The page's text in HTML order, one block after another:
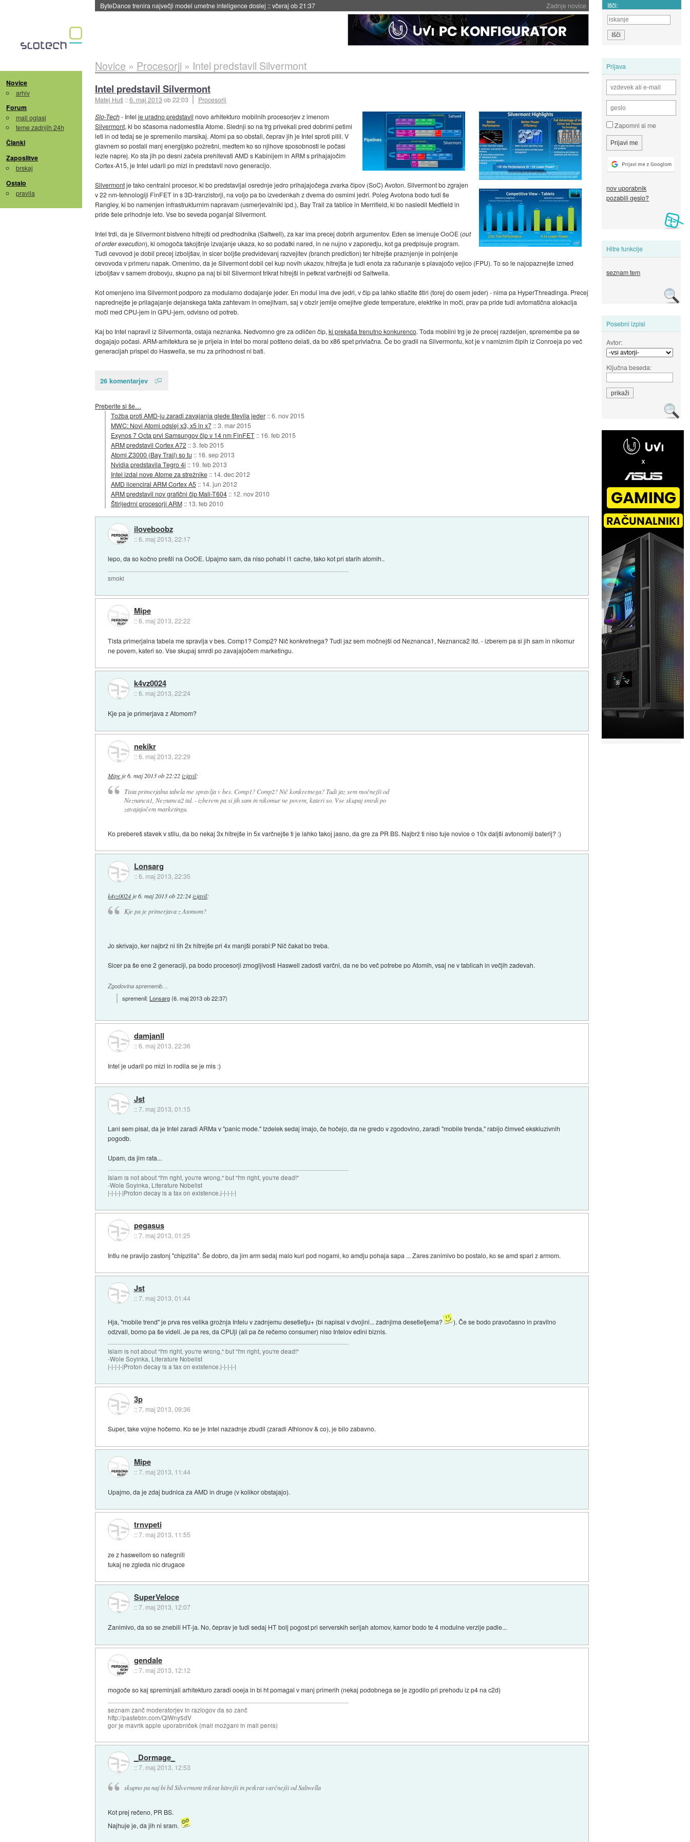
Zadnje novice
Spletne strani začele streči oglase za agente umetne inteligence::včeraj ob 21:23 Išči:
Novice
arhiv
Forum
mali oglasi
teme zadnjih 24h
Članki
Zaposlitve
brskaj
Ostalo
pravila
Prijava
Zapomni si me
nov uporabnik
pozabili geslo?
Hitre funkcije
seznam tem
Posebni izpisi
Avtor:
Ključna beseda:
Novice » Procesorji » Intel predstavil Silvermont
Intel predstavil Silvermont
Matej Huš ::6. maj 2013 ob 22:03
Procesorji
Slo-Tech- Intel je uradno predstavil novo arhitekturo mobilnih procesorjev z imenom
Silvermont, ki bo sčasoma nadomestila Atome. Slednji so na trg privekali pred dobrimi petimi
leti in od tedaj se je spremenilo marsikaj. Atomi pa so obstali, čeprav jih je Intel sproti pilil. V
glavnem so postali manj energijsko požrešni, medtem ko so njihove sposobnosti le počasi
lezle naprej. Ko sta jih po desni začela prehitevati AMD s Kabinijem in ARM s prihajajočim
Cortex-A15, je Intel udaril po mizi in predstavil novo generacijo.
Silvermontje tako centralni procesor, ki bo predstavljal osrednje jedro prihajajočega zvarka čipov (SoC) Avoton. Silvermont bo zgrajen
v 22 nm-tehnologiji FinFET in s 3D-tranzistorji, na voljo pa bo izvedenkah z dvema do osmimi jedri. Poleg Avotona bodo tudi še
Rangley, ki bo namenjen infrastrukturnim napravam (usmerjevalniki ipd.), Bay Trail za tablice in Merrifield, ki bo nasledil Medfield in
pride šele prihodnje leto. Vse bo seveda poganjal Silvermont.
Intel trdi, da je Silvermont bistveno hitrejši od predhodnika (Saltwell), za kar ima precej dobrih argumentov. Eden se imenuje OoOE (out
of order execution), ki omogoča takojšnje izvajanje ukaza, ko so podatki nared, in ne nujno v zaporedju, kot ga predpisuje program.
Tudi cevovod je dobil precej izboljšav, in sicer boljše predvidevanj razvejitev (branch prediction) ter hitrejše praznjenje in polnjenje
cevovoda v primeru napak. Omenimo, da je Silvermont dobil cel kup novih ukazov, hitrejša je tudi enota za računanje s plavajočo vejico (FPU). To so le najopaznejše izmed
izboljšav v samem drobovju, skupno pa naj bi bil Silvermont trikrat hitrejši in petkrat varčnejši od Saltwella.
Kot omenjeno ima Silvermont podporo za modularno dodajanje jeder. En modul ima dve jedri, v čip pa lahko stlačite štiri (torej do osem jeder) - nima pa HyperThreadinga. Precej
naprednejše je prilagajanje dejanskega takta zahtevam in omejitvam, saj v obzir jemlje omejitve glede temperature, elektrike in moči, prav pa pride tudi avtomatična alokacija
moči med CPU-jem in GPU-jem, odvisno od potreb.
Kaj bo Intel napravil iz Silvermonta, ostaja neznanka. Nedvomno gre za odličen čip, ki prekaša trenutno konkurenco. Toda mobilni trg je že precej razdeljen, spremembe pa se
dogajajo počasi. ARM-arhitektura se je prijela in Intel bo moral pošteno delati, da bo x86 spet privlačna. Če bo gradil na Silvermontu, kot je v namiznim čipih iz Conroeja po več
generacijah prispel do Haswella, se mu za prihodnost ni bati.
26 komentarjev
Preberite si še…
Tožba proti AMD-ju zaradi zavajanja glede števila jeder ::6. nov 2015
MWC: Novi Atomi odslej x3, x5 in x7 ::3. mar 2015
Exynos 7 Octa prvi Samsungov čip v 14 nm FinFET :: 16. feb 2015
ARM predstavil Cortex A72 ::3. feb 2015
Atomi Z3000 (Bay Trail) so tu :: 16. sep 2013
Nvidia predstavila Tegro 4i :: 19. feb 2013
Intel izdal nove Atome za strežnike :: 14. dec 2012
AMD licenciral ARM Cortex A5 :: 14. jun 2012
ARM predstavil nov grafični čip Mali-T604 :: 12. nov 2010
Štirijedrni procesorji ARM :: 13. feb 2010
iloveboobz
::6. maj 2013, 22:17
lepo, da so kočno prešli na OoOE. Upajmo sam, da niso pohabl l1 cache, tako kot pri starih atomih..
smoki
Mipe
::6. maj 2013, 22:22
Tista primerjalna tabela me spravlja v bes. Comp1? Comp2? Nič konkretnega? Tudi jaz sem močnejši od Neznanca1, Neznanca2 itd. - izberem pa si jih sam in nikomur
ne povem, kateri so. Vse skupaj smrdi po zavajajočem marketingu.
k4vz0024
::6. maj 2013, 22:24
Kje pa je primerjava z Atomom?
nekikr
::6. maj 2013, 22:29
Mipeje6. maj 2013 ob 22:22 izjavil:
Tista primerjalna tabela me spravlja v bes. Comp1? Comp2? Nič konkretnega? Tudi jaz sem močnejši od
Neznanca1, Neznanca2 itd. - izberem pa si jih sam in nikomur ne povem, kateri so. Vse skupaj smrdi po
zavajajočem marketingu.
Ko prebereš stavek v stilu, da bo nekaj 3x hitrejše in 5x varčnejše ti je lahko takoj jasno, da gre za PR BS. Najbrž ti niso tuje novice o 10x daljši avtonomiji baterij? :)
Lonsarg
::6. maj 2013, 22:35
k4vz0024 je6. maj 2013 ob 22:24 izjavil:
Kje pa je primerjava z Atomom?
Jo skrivajo, ker najbrž ni lih 2x hitrejše pri 4x manjši porabi:P Nič čakat bo treba.
Sicer pa še ene 2 generaciji, pa bodo procesorji zmogljivosti Haswell zadosti varčni, da ne bo več potrebe po Atomih, vsaj ne v tablicah in večjih zadevah.
Zgodovina sprememb…
spremenil:Lonsarg(6. maj 2013 ob 22:37)
damjanll
::6. maj 2013, 22:36
Intel je udaril po mizi in rodila se je mis :)
Jst
::7. maj 2013, 01:15
Lani sem pisal, da je Intel zaradi ARMa v "panic mode." Izdelek sedaj imajo, če hočejo, da ne gredo v zgodovino, zaradi "mobile trenda," rabijo čimveč ekskluzivnih
pogodb.
Upam, da jim rata...
Islam is not about "I'm right, you're wrong," but "I'm right, you're dead!"
-Wole Soyinka, Literature Nobelist
|-|-|-|-|Proton decay is a tax on existence.|-|-|-|-|
pegasus
::7. maj 2013, 01:25
Intlu ne pravijo zastonj "chipzilla". Še dobro, da jim arm sedaj malo kuri pod nogami, ko amdju pohaja sapa ... Zares zanimivo bo postalo, ko se amd spari z armom.
Jst
::7. maj 2013, 01:44
Hja, "mobile trend" je prva res velika grožnja Intelu v zadnjemu desetletju+ (bi napisal v dvojini... zadnjima desetletjema?
). Če se bodo pravočasno in pravilno
odzvali, bomo pa še videli. Je pa res, da CPUji (ali pa če rečemo consumer) niso Intelov edini biznis.
Islam is not about "I'm right, you're wrong," but "I'm right, you're dead!"
-Wole Soyinka, Literature Nobelist
|-|-|-|-|Proton decay is a tax on existence.|-|-|-|-|
3p
::7. maj 2013, 09:36
Super, take vojne hočemo. Ko se je Intel nazadnje zbudil (zaradi Athlonov & co), je bilo zabavno.
Mipe
::7. maj 2013, 11:44
Upajmo, da je zdaj budnica za AMD in druge (v kolikor obstajajo).
trnvpeti
::7. maj 2013, 11:55
ze z haswellom so nategnili
tukaj ne zgleda nic drugace
SuperVeloce
::7. maj 2013, 12:07
Zanimivo, da so se znebili HT-ja. No, čeprav je tudi sedaj HT bolj pogost pri serverskih serijah atomov, kamor bodo te 4 modulne verzije padle...
gendale
::7. maj 2013, 12:12
mogoče so kaj spreminjali arhitekturo zaradi ooeja in bi ht pomagal v manj primerih (nekaj podobnega se je zgodilo pri prehodu iz p4 na c2d)
seznam zanč moderatorjev in razlogov da so zanč
http://pastebin.com/QiWny5dV
gor je mavrik apple uporabniček (mali možgani in mali penis)
_Dormage_
::7. maj 2013, 12:53
skupno pa naj bi bil Silvermont trikrat hitrejši in petkrat varčnejši od Saltwella
Kot prej rečeno, PR BS.
Najhuje je, da jih ni sram.